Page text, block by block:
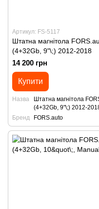
Артикул: FS-5117
Штатна магнітола
(4+32Gb, 9"\;) 2012-2018
14 200 грн
Купити
Назва
Штатна магнітола
(4+32Gb, 9"\;) 2012-
Бренд
FORS.auto